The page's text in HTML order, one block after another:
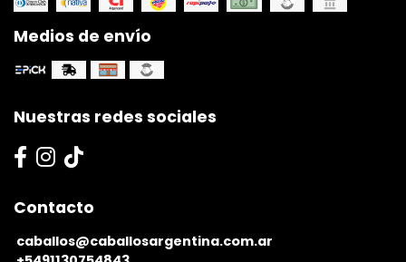
Medios de envío
Nuestras redes sociales
Contacto
caballos@caballosargentina.com.ar